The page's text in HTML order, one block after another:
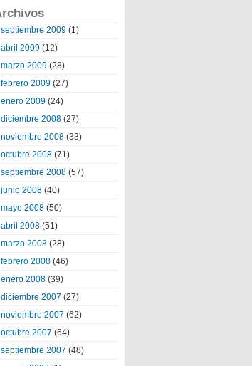
septiembre 2009 (1)
abril 2009 (12)
marzo 2009 (28)
febrero 2009 (27)
enero 2009 (24)
diciembre 2008 (27)
noviembre 2008 (33)
octubre 2008 (71)
septiembre 2008 (57)
junio 2008 (40)
mayo 2008 (50)
abril 2008 (51)
marzo 2008 (28)
febrero 2008 (46)
enero 2008 (39)
diciembre 2007 (27)
noviembre 2007 (62)
octubre 2007 (64)
septiembre 2007 (48)